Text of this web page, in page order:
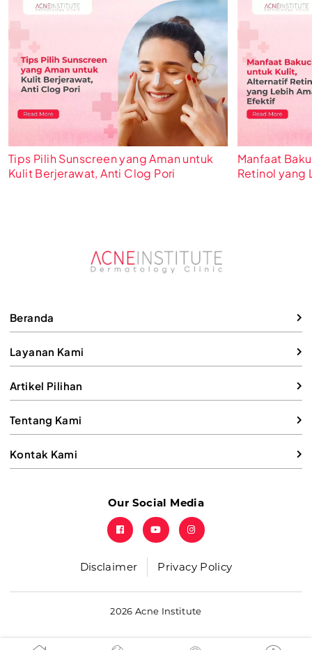
Tips Pilih Sunscreen yang Aman untuk
Kulit Berjerawat, Anti Clog Pori
Manfaat
Retinol yang
Beranda
Layanan Kami
Artikel Pilihan
Tentang Kami
Kontak Kami
Our Social Media
Disclaimer Privacy Policy
2026 Acne Institute